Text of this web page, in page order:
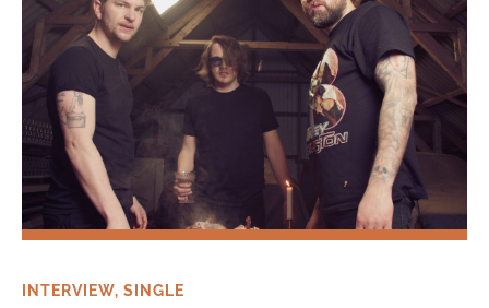
INTERVIEW, SINGLE